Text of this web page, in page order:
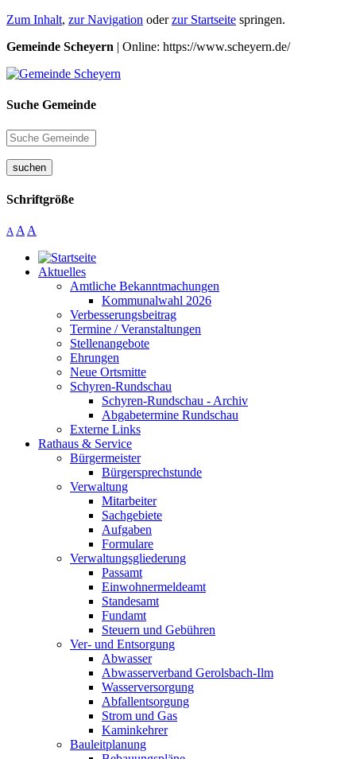
Zum Inhalt, zur Navigation oderzur Startseite springen.
Gemeinde Scheyern | Online: https://www.scheyern.de/
Suche Gemeinde
suchen
Schriftgröße
A A A
Aktuelles
Amtliche Bekanntmachungen
Kommunalwahl 2026
Verbesserungsbeitrag
Termine / Veranstaltungen
Stellenangebote
Ehrungen
Neue Ortsmitte
Schyren-Rundschau
Schyren-Rundschau - Archiv
Abgabetermine Rundschau
Externe Links
Rathaus & Service
Bürgermeister
Bürgersprechstunde
Verwaltung
Mitarbeiter
Sachgebiete
Aufgaben
Formulare
Verwaltungsgliederung
Passamt
Einwohnermeldeamt
Standesamt
Fundamt
Steuern und Gebühren
Ver- und Entsorgung
Abwasser
Abwasserverband Gerolsbach-Ilm
Wasserversorgung
Abfallentsorgung
Strom und Gas
Kaminkehrer
Bauleitplanung